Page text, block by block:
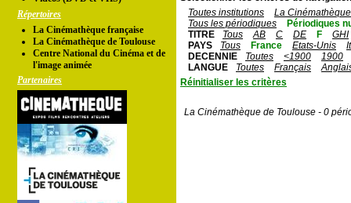
Répertoires
La Cinémathèque française
La Cinémathèque de Toulouse
Centre National du Cinéma et de
l'image animée
Partenaires
Toutes institutions
La
Tous les périodiques
Périodiques
TITRE
Tous AB C DE F
GHI
PAYS
Tous France Etats-Unis
DECENNIE
Toutes <1900
1900
LANGUE
Toutes Français
Réinitialiser les critères
La Cinémathèque de Toulouse - 0